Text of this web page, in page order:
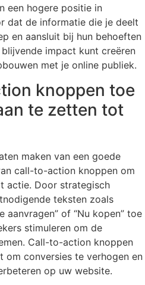
een hogere positie in
dat de informatie die je deelt
en aansluit bij hun behoeften
impact kunt creëren
met je online publiek.
knoppen toe
te zetten tot
maken van een goede
call-to-action knoppen om
actie. Door strategisch
teksten zoals
aanvragen” of “Nu kopen” toe
stimuleren om de
Call-to-action knoppen
om conversies te verhogen en
op uw website.